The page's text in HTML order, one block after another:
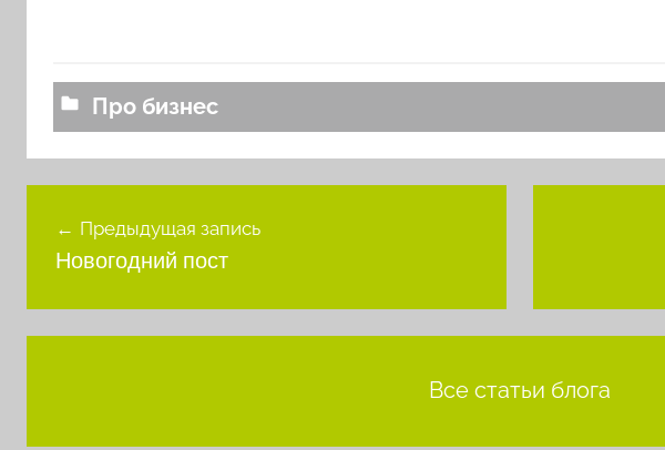
Про бизнес
по
записям
Предыдущая запись
Новогодний пост
Все статьи блога